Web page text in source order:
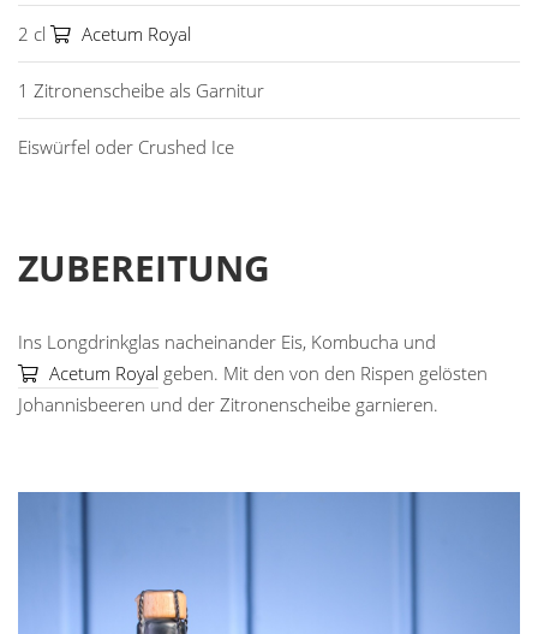
2 cl Acetum Royal
1 Zitronenscheibe als Garnitur
Eiswürfel oder Crushed Ice
ZUBEREITUNG
Ins Longdrinkglas nacheinander Eis, Kombucha und
Acetum Royal geben. Mit den von den Rispen gelösten
Johannisbeeren und der Zitronenscheibe garnieren.